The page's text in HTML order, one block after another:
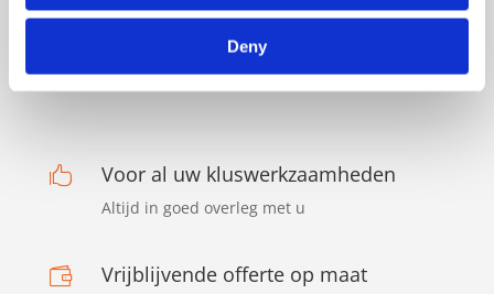
Deny
R
Van afbouw tot badkamers en
 Voor al uw kluswerkzaamheden
Altijd in goed overleg met u
 Vrijblijvende offerte op maat